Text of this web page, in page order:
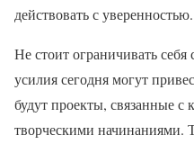
действовать с уверенностью.
Не стоит ограничивать
усилия сегодня могут
будут проекты, связанные
творческими начинаниями.